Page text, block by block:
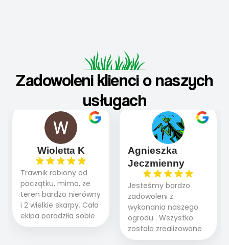
Zadowoleni klienci o naszych
usługach
Wioletta K
Trawnik robiony od
początku, mimo, że
teren bardzo nierówny
i 2 wielkie skarpy. Cała
ekipa poradziła sobie
WSPANIALE od
Agnieszka
Jeczmienny
Jesteśmy bardzo
zadowoleni z
wykonania naszego
ogrodu . Wszystko
zostało zrealizowane
fachowo, rzetelnie i